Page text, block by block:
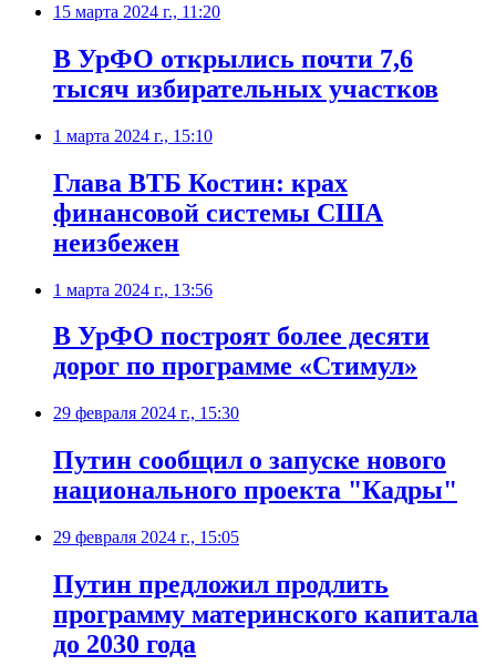
15 марта 2024 г., 11:20
В УрФО открылись почти 7,6
тысяч избирательных участков
1 марта 2024 г., 15:10
Глава ВТБ Костин: крах
финансовой системы США
неизбежен
1 марта 2024 г., 13:56
В УрФО построят более десяти
дорог по программе «Стимул»
29 февраля 2024 г., 15:30
Путин сообщил о запуске нового
национального проекта "Кадры"
29 февраля 2024 г., 15:05
Путин предложил продлить
программу материнского капитала
до 2030 года